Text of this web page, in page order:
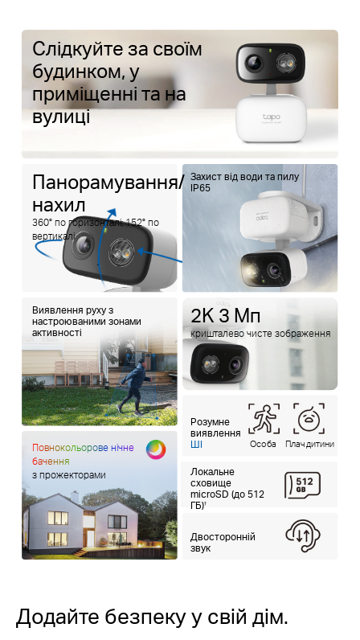
Слідкуйте за своїм
будинком, у
приміщенні та на
вулиці
Захист від води та пилу
IP65
Розумне
виявлення
ШІ
Особа Плач дитини
Панорамування/
нахил
360° по горизонталі; 152° по
вертикалі
Виявлення руху з
настроюваними зонами
активності
2K 3 Мп
кришталево чисте зображення
Локальне
сховище
microSD (до 512
ГБ)†
Двосторонній
звук
Повнокольорове нічне
бачення
з прожекторами
Додайте безпеку у свій дім.